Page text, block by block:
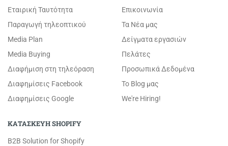
Εταιρική Ταυτότητα
Παραγωγή τηλεοπτικού
Media Plan
Media Buying
Διαφήμιση στη τηλεόραση
Διαφημίσεις Facebook
Διαφημίσεις Google
Επικοινωνία
Τα Νέα μας
Δείγματα εργασιών
Πελάτες
Προσωπικά Δεδομένα
Το Blog μας
We're Hiring!
ΚΑΤΑΣΚΕΥΗ SHOPIFY
B2B Solution for Shopify